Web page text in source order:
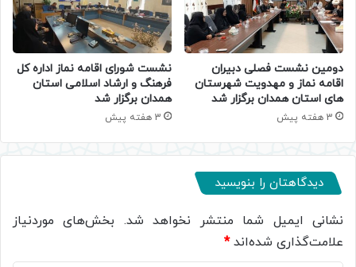
دومین نشست فصلی دبیران
اقامه نماز و مهدویت شهرستان
های استان همدان برگزار شد
3 هفته پیش
نشست شورای اقامه نماز اداره کل
فرهنگ و ارشاد اسلامی استان
همدان برگزار شد
3 هفته پیش
دیدگاهتان را بنویسید
نشانی ایمیل شما منتشر نخواهد شد. بخش‌های موردنیاز
علامت‌گذاری شده‌اند*